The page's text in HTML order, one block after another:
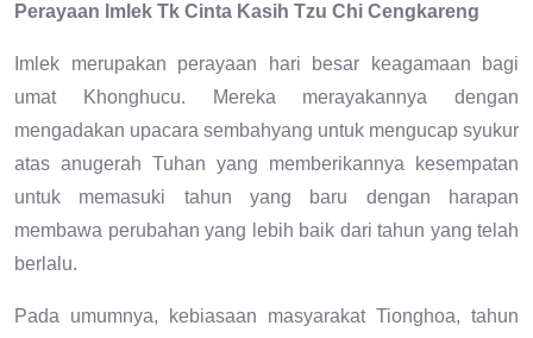
Perayaan Imlek Tk Cinta Kasih Tzu Chi Cengkareng
Imlek merupakan perayaan hari besar keagamaan bagi
umat Khonghucu. Mereka merayakannya dengan
mengadakan upacara sembahyang untuk mengucap syukur
atas anugerah Tuhan yang memberikannya kesempatan
untuk memasuki tahun yang baru dengan harapan
membawa perubahan yang lebih baik dari tahun yang telah
berlalu.
Pada umumnya, kebiasaan masyarakat Tionghoa, tahun